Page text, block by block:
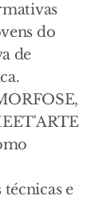
do
de
e